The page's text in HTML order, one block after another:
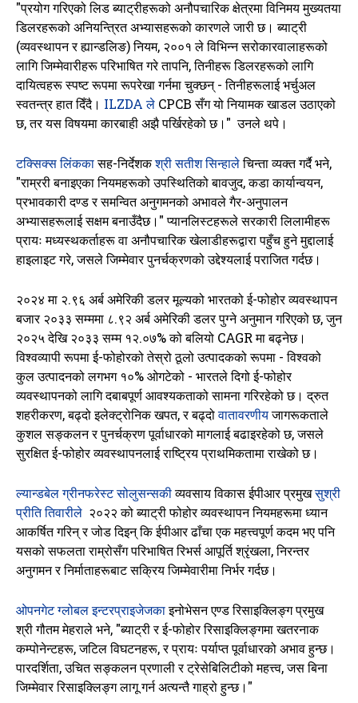
"प्रयोग गरिएको लिड ब्याट्रीहरूको अनौपचारिक क्षेत्रमा विनिमय मुख्यतया
डिलरहरूको अनियन्त्रित अभ्यासहरूको कारणले जारी छ। ब्याट्री
(व्यवस्थापन र ह्यान्डलिङ) नियम, २००१ ले विभिन्न सरोकारवालाहरूको
लागि जिम्मेवारीहरू परिभाषित गरे तापनि, तिनीहरू डिलरहरूको लागि
दायित्वहरू स्पष्ट रूपमा रूपरेखा गर्नमा चुक्छन् - तिनीहरूलाई भर्चुअल
स्वतन्त्र हात दिँदै। ILZDA ले CPCB सँग यो नियामक खाडल उठाएको
छ, तर यस विषयमा कारबाही अझै पर्खिरहेको छ।" उनले थपे।
टक्सिक्स लिंककासह-निर्देशकश्री सतीश सिन्हालेचिन्ता व्यक्त गर्दै भने,
"राम्ररी बनाइएका नियमहरूको उपस्थितिको बावजुद, कडा कार्यान्वयन,
प्रभावकारी दण्ड र समन्वित अनुगमनको अभावले गैर-अनुपालन
अभ्यासहरूलाई सक्षम बनाउँदैछ।" प्यानलिस्टहरूले सरकारी लिलामीहरू
प्रायः मध्यस्थकर्ताहरू वा अनौपचारिक खेलाडीहरूद्वारा पहुँच हुने मुद्दालाई
हाइलाइट गरे, जसले जिम्मेवार पुनर्चक्रणको उद्देश्यलाई पराजित गर्दछ।
२०२४ मा २.९६ अर्ब अमेरिकी डलर मूल्यको भारतको ई-फोहोर व्यवस्थापन
बजार २०३३ सम्ममा ८.९२ अर्ब अमेरिकी डलर पुग्ने अनुमान गरिएको छ, जुन
२०२५ देखि २०३३ सम्म १२.०७% को बलियो CAGR मा बढ्नेछ।
विश्वव्यापी रूपमा ई-फोहोरको तेस्रो ठूलो उत्पादकको रूपमा - विश्वको
कुल उत्पादनको लगभग १०% ओगटेको - भारतले दिगो ई-फोहोर
व्यवस्थापनको लागि दबाबपूर्ण आवश्यकताको सामना गरिरहेको छ। द्रुत
शहरीकरण, बढ्दो इलेक्ट्रोनिक खपत, र बढ्दोवातावरणीयजागरूकताले
कुशल सङ्कलन र पुनर्चक्रण पूर्वाधारको मागलाई बढाइरहेको छ, जसले
सुरक्षित ई-फोहोर व्यवस्थापनलाई राष्ट्रिय प्राथमिकतामा राखेको छ।
ल्यान्डबेल ग्रीनफरेस्ट सोलुसन्सकीव्यवसायविकास ईपीआर प्रमुखसुश्री
प्रीति तिवारीले २०२२ को ब्याट्री फोहोर व्यवस्थापन नियमहरूमा ध्यान
आकर्षित गरिन् र जोड दिइन् कि ईपीआर ढाँचा एक महत्त्वपूर्ण कदम भए पनि
यसको सफलता राम्रोसँग परिभाषित रिभर्स आपूर्ति श्रृंखला, निरन्तर
अनुगमन र निर्माताहरूबाट सक्रिय जिम्मेवारीमा निर्भर गर्दछ।
ओपनगेट ग्लोबल इन्टरप्राइजेजकाइनोभेसन एण्ड रिसाइक्लिङ्ग प्रमुख
श्री गौतम मेहरालेभने, "ब्याट्री र ई-फोहोर रिसाइक्लिङ्गमा खतरनाक
कम्पोनेन्टहरू, जटिल विघटनहरू, र प्रायः पर्याप्त पूर्वाधारको अभाव हुन्छ।
पारदर्शिता, उचित सङ्कलन प्रणाली र ट्रेसेबिलिटीको महत्त्व, जस बिना
जिम्मेवार रिसाइक्लिङ्ग लागू गर्न अत्यन्तै गाह्रो हुन्छ।"